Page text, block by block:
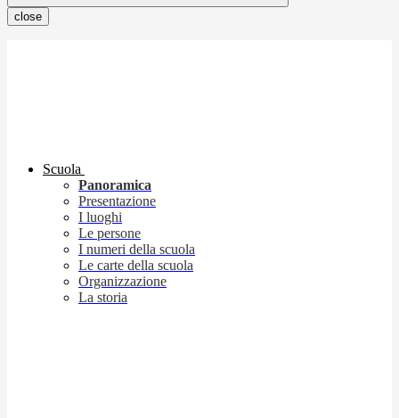
close
Scuola
Panoramica
Presentazione
I luoghi
Le persone
I numeri della scuola
Le carte della scuola
Organizzazione
La storia